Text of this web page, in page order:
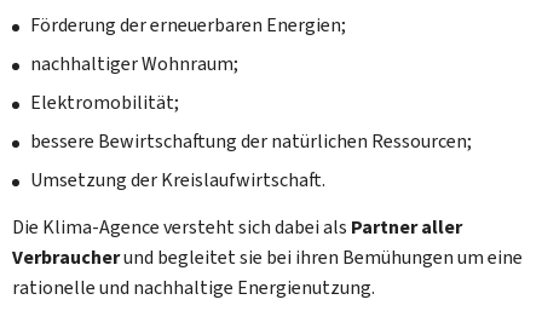
Förderung der erneuerbaren Energien;
nachhaltiger Wohnraum;
Elektromobilität;
bessere Bewirtschaftung der natürlichen Ressourcen;
Umsetzung der Kreislaufwirtschaft.
Die Klima-Agenceversteht sich dabei als Partner aller
Verbraucherund begleitet sie bei ihren Bemühungen um eine
rationelle und nachhaltige Energienutzung.